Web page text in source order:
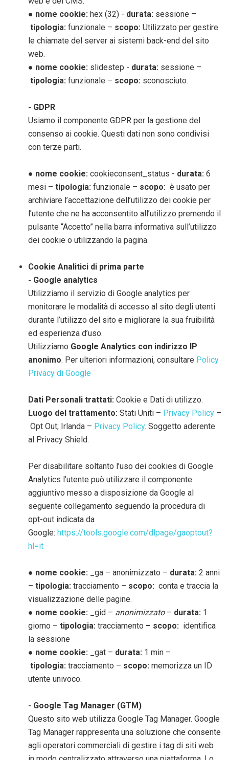
● nome cookie: hex (32) - durata: sessione –
tipologia: funzionale – scopo: Utilizzato per gestire
le chiamate del server ai sistemi back-end del sito
web.
● nome cookie: slidestep - durata: sessione –
tipologia: funzionale – scopo: sconosciuto.
- GDPR
Usiamo il componente GDPR per la gestione del
consenso ai cookie. Questi dati non sono condivisi
con terze parti.
● nome cookie: cookieconsent_status - durata: 6
mesi – tipologia: funzionale – scopo: è usato per
archiviare l’accettazione dell’utilizzo dei cookie per
l’utente che ne ha acconsentito all’utilizzo premendo il
pulsante “Accetto” nella barra informativa sull’utilizzo
dei cookie o utilizzando la pagina.
Cookie Analitici di prima parte
- Google analytics
Utilizziamo il servizio di Google analytics per
monitorare le modalità di accesso al sito degli utenti
durante l’utilizzo del sito e migliorare la sua fruibilità
ed esperienza d’uso.
Utilizziamo Google Analytics con indirizzo IP
anonimo. Per ulteriori informazioni, consultare Policy
Privacy di Google
Dati Personali trattati: Cookie e Dati di utilizzo.
Luogo del trattamento: Stati Uniti – Privacy Policy –
Opt Out; Irlanda – Privacy Policy. Soggetto aderente
al Privacy Shield.
Per disabilitare soltanto l’uso dei cookies di Google
Analytics l’utente può utilizzare il componente
aggiuntivo messo a disposizione da Google al
seguente collegamento seguendo la procedura di
opt-out indicata da
Google: https://tools.google.com/dlpage/gaoptout?
hl=it
● nome cookie: _ga – anonimizzato – durata: 2 anni
– tipologia: tracciamento – scopo: conta e traccia la
visualizzazione delle pagine.
● nome cookie:
_gid – anonimizzato – durata: 1
giorno – tipologia: tracciamento – scopo: identifica
la sessione
● nome cookie:
_gat – durata: 1 min –
tipologia: tracciamento – scopo: memorizza un ID
utente univoco.
- Google Tag Manager (GTM)
Questo sito web utilizza Google Tag Manager. Google
Tag Manager rappresenta una soluzione che consente
agli operatori commerciali di gestire i tag di siti web